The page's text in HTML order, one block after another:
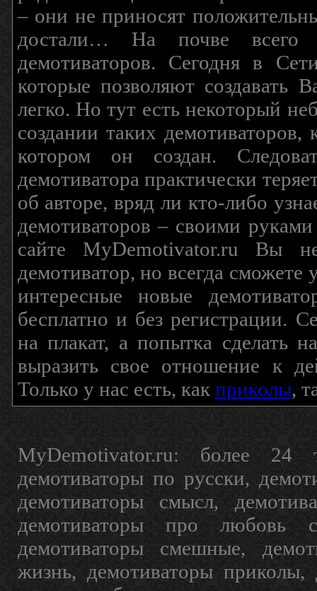
– они не приносят
достали… На почве всего
демотиваторов. Сегодня в
которые позволяют создавать
легко. Но тут есть некоторый
создании таких
котором он создан.
демотиватора практически
об авторе, вряд ли кто-либо
демотиваторов – своими
сайте MyDemotivator.ru Вы
демотиватор, но всегда сможете
интересные новые
бесплатно и без регистрации.
на плакат, а попытка
выразить свое отношение к
Только у нас есть, как приколы,
MyDemotivator.ru: более 24
демотиваторы по русски,
демотиваторы смысл,
демотиваторы про любовь
демотиваторы смешные,
жизнь, демотиваторы приколы,